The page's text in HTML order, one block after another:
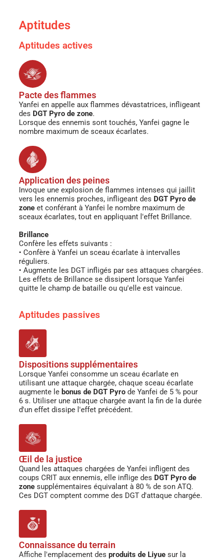
Aptitudes
Aptitudes actives
Pacte des flammes
Yanfei en appelle aux flammes dévastatrices, infligeant
des DGT Pyro de zone.
Lorsque des ennemis sont touchés, Yanfei gagne le
nombre maximum de sceaux écarlates.
Application des peines
Invoque une explosion de flammes intenses qui jaillit
vers les ennemis proches, infligeant des DGT Pyro de
zone et conférant à Yanfei le nombre maximum de
sceaux écarlates, tout en appliquant l'effet Brillance.
Brillance
Confère les effets suivants :
• Confère à Yanfei un sceau écarlate à intervalles
réguliers.
• Augmente les DGT infligés par ses attaques chargées.
Les effets de Brillance se dissipent lorsque Yanfei
quitte le champ de bataille ou qu'elle est vaincue.
Aptitudes passives
Dispositions supplémentaires
Lorsque Yanfei consomme un sceau écarlate en
utilisant une attaque chargée, chaque sceau écarlate
augmente le bonus de DGT Pyro de Yanfei de 5 % pour
6 s. Utiliser une attaque chargée avant la fin de la durée
d'un effet dissipe l'effet précédent.
Œil de la justice
Quand les attaques chargées de Yanfei infligent des
coups CRIT aux ennemis, elle inflige des DGT Pyro de
zone supplémentaires équivalant à 80 % de son ATQ.
Ces DGT comptent comme des DGT d'attaque chargée.
Connaissance du terrain
Affiche l'emplacement des produits de Liyue sur la